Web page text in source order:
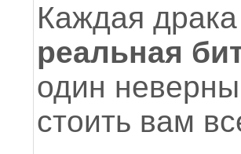
Каждая
реальная
один
стоить вам